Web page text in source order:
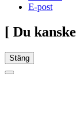
E-post
[ Du
Stäng